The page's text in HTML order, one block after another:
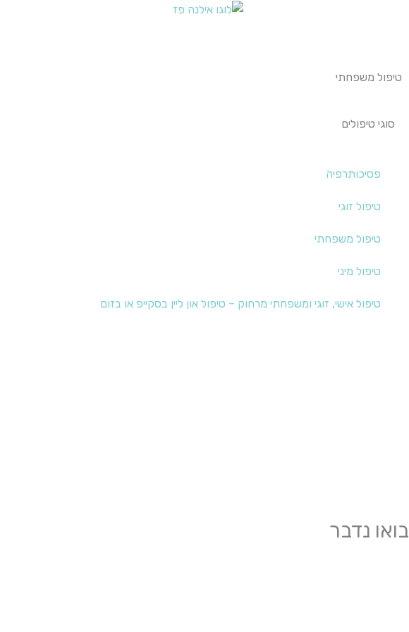
טיפול משפחתי
סוגי טיפולים
פסיכותרפיה
טיפול זוגי
טיפול משפחתי
טיפול מיני
טיפול אישי, זוגי ומשפחתי מרחוק – טיפול און ליין בסקייפ או בזום
בואו נדבר